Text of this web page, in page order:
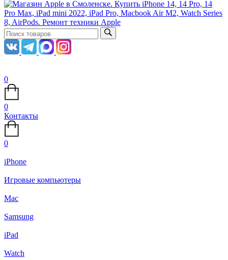
0
0
Контакты
0
iPhone
Игровые компьютеры
Mac
Samsung
iPad
Watch